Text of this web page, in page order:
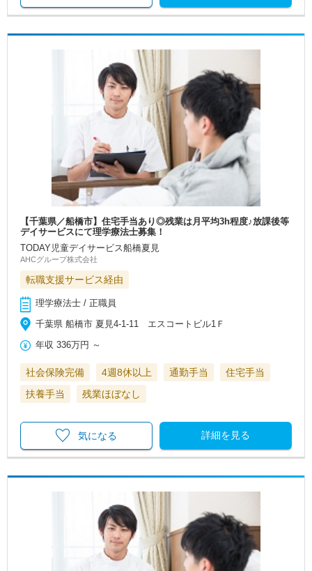
【千葉県／船橋市】住宅手当あり◎残業は月平均3h程度♪放課後等
デイサービスにて理学療法士募集！
TODAY児童デイサービス船橋夏見
AHCグループ株式会社
転職支援サービス経由
理学療法士 / 正職員
千葉県 船橋市 夏見4-1-11 エスコートビル1Ｆ
年収 336万円 ～
社会保険完備 4週8休以上 通勤手当
住宅手当
扶養手当
残業ほぼなし
詳細を見る
気になる